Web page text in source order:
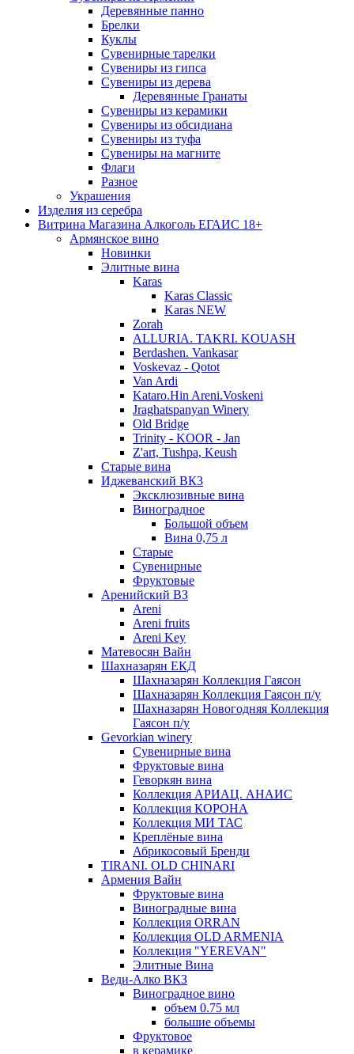
Деревянные панно
Брелки
Куклы
Сувенирные тарелки
Сувениры из гипса
Сувениры из дерева
Деревянные Гранаты
Сувениры из керамики
Сувениры из обсидиана
Сувениры из туфа
Сувениры на магните
Флаги
Разное
Украшения
Изделия из серебра
Витрина Магазина Алкоголь ЕГАИС 18+
Армянское вино
Новинки
Элитные вина
Karas
Karas Classic
Karas NEW
Zorah
ALLURIA. TAKRI. KOUASH
Berdashen. Vankasar
Voskevaz - Qotot
Van Ardi
Kataro.Hin Areni.Voskeni
Jraghatspanyan Winery
Old Bridge
Trinity - KOOR - Jan
Z'art, Tushpa, Keush
Старые вина
Иджеванский ВК3
Эксклюзивные вина
Виноградное
Большой объем
Вина 0,75 л
Старые
Сувенирные
Фруктовые
Аренийский ВЗ
Areni
Areni fruits
Areni Key
Матевосян Вайн
Шахназарян ЕКД
Шахназарян Коллекция Гаясон
Шахназарян Коллекция Гаясон п/у
Шахназарян Новогодняя Коллекция
Гаясон п/у
Gevorkian winery
Сувенирные вина
Фруктовые вина
Геворкян вина
Коллекция АРИАЦ. АНАИС
Коллекция КОРОНА
Коллекция МИ ТАС
Креплёные вина
Абрикосовый Бренди
TIRANI. OLD CHINARI
Армения Вайн
Фруктовые вина
Виноградные вина
Коллекция ORRAN
Коллекция OLD ARMENIA
Коллекция "YEREVAN"
Элитные Вина
Веди-Алко ВКЗ
Виноградное вино
объем 0.75 мл
большие объемы
Фруктовое
в керамике